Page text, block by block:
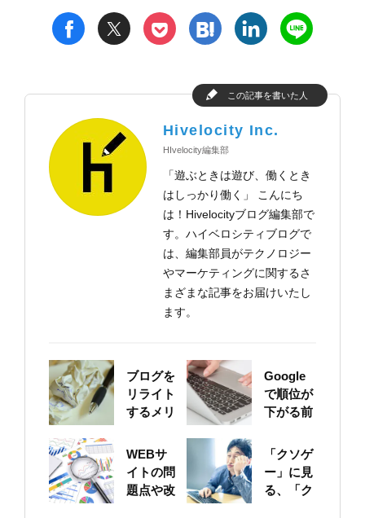
f t p h l n
この記事を書いた人
Hivelocity Inc.
HIvelocity編集部
「遊ぶときは遊び、働くとき
はしっかり働く」 こんにち
は！Hivelocityブログ編集部で
す。ハイベロシティブログで
は、編集部員がテクノロジー
やマーケティングに関するさ
まざまな記事をお届けいたし
ます。
ブログを
リライト
するメリ
いて
Google
で順位が
下がる前
のサイト
をちゃん
と確認し
WEBサ
イトの問
題点や改
「クソゲ
ー」に見
る、「ク